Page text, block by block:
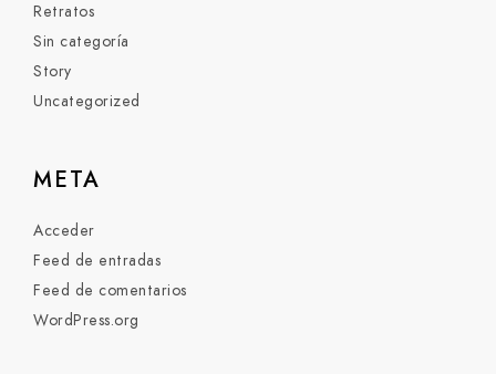
Retratos
Sin categoría
Story
Uncategorized
META
Acceder
Feed de entradas
Feed de comentarios
WordPress.org